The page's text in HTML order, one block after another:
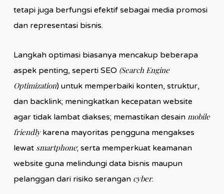
tetapi juga berfungsi efektif sebagai media promosi
dan representasi bisnis.
Langkah optimasi biasanya mencakup beberapa
aspek penting, seperti SEO (Search Engine
Optimization) untuk memperbaiki konten, struktur,
dan backlink; meningkatkan kecepatan website
agar tidak lambat diakses; memastikan desain mobile
friendlykarena mayoritas pengguna mengakses
lewat smartphone; serta memperkuat keamanan
website guna melindungi data bisnis maupun
pelanggan dari risiko serangan cyber.